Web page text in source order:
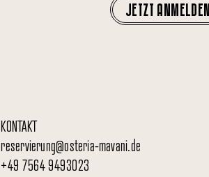
JETZT ANMELDEN
KONTAKT
reservierung@osteria-mavani.de
+49 7564 9493023